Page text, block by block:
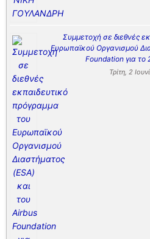
Συμμετοχή σε διεθνές
Ευρωπαϊκού Οργανισμού
Foundation για
Τρίτη, 2